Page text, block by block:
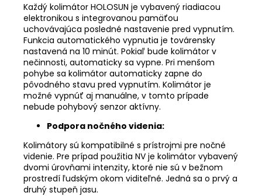
Každý kolimátor HOLOSUN je vybavený riadiacou
elektronikou s integrovanou pamäťou
uchovávajúca posledné nastavenie pred vypnutím.
Funkcia automatického vypnutia je továrensky
nastavená na 10 minút. Pokiaľ bude kolimátor v
nečinnosti, automaticky sa vypne. Pri menšom
pohybe sa kolimátor automaticky zapne do
pôvodného stavu pred vypnutím. Kolimátor je
možné vypnúť aj manuálne, v tomto prípade
nebude pohybový senzor aktívny.
Podpora nočného videnia:
Kolimátory sú kompatibilné s prístrojmi pre nočné
videnie. Pre prípad použitia NV je kolimátor vybavený
dvomi úrovňami intenzity, ktoré nie sú v bežnom
prostredí ľudským okom viditeľné. Jedná sa o prvý a
druhý stupeň jasu.